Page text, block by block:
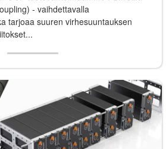
- vaihdettavalla
tarjoaa suuren virhesuuntauksen